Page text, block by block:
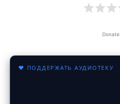
Donate
♥ ПОДДЕРЖАТЬ АУДИОТЕКУ